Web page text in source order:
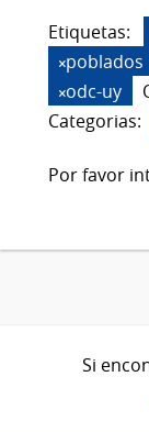
Etiquetas:
poblados
odc-uy
Categorias:
Por favor
Si